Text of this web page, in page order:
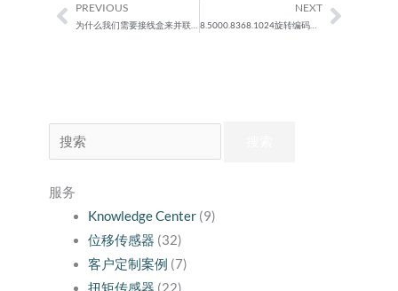
Prev
PREVIOUS NEXT
8.5000.8368.1024旋转编码器替代方案 Next
索：
服务
Knowledge Center(9)
位移传感器 (32)
客户定制案例 (7)